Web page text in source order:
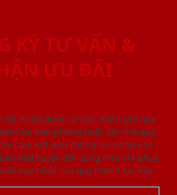
KÝ TƯ VẤN &
ƯU ĐÃI
để nhận được tư vấn miễn phí qua
tại văn phòng hoặc tại nhà quý
cam kết mọi thông tin nhập vào
mật tuyệt đối cũng như chỉ phục
duy nhất của quý khách tại đây.